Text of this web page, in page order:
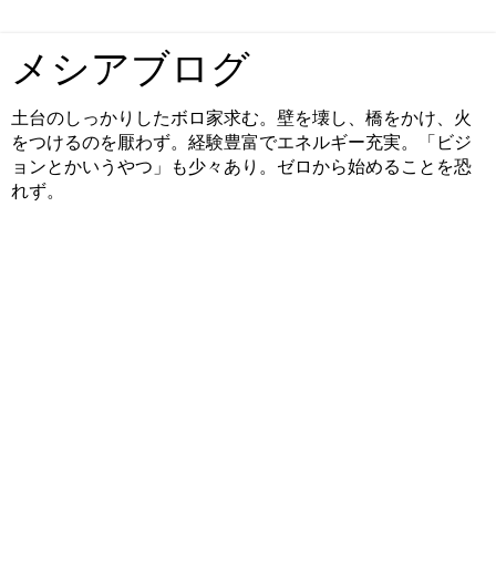
メシアブログ
土台のしっかりしたボロ家求む。壁を壊し、橋をかけ、火
をつけるのを厭わず。経験豊富でエネルギー充実。「ビジ
ョンとかいうやつ」も少々あり。ゼロから始めることを恐
れず。